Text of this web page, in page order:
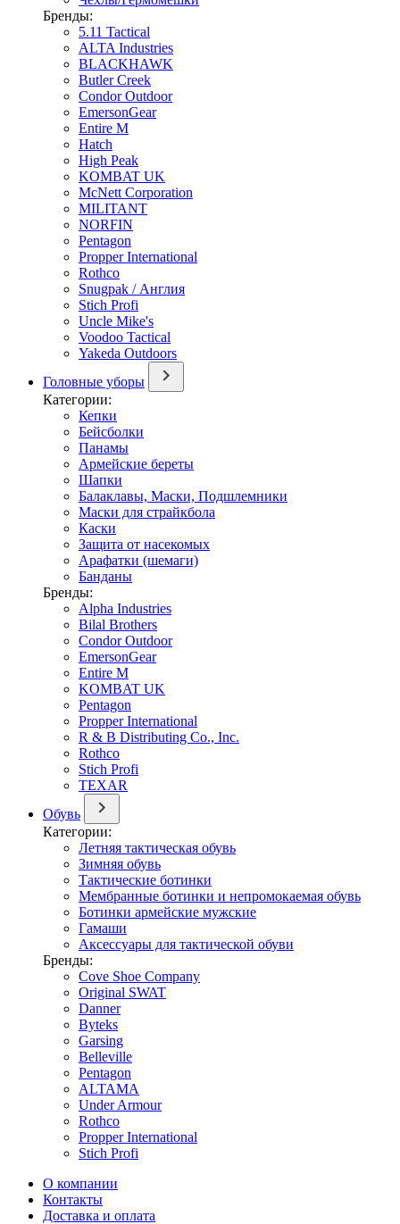
Бренды:
5.11 Tactical
ALTA Industries
BLACKHAWK
Butler Creek
Condor Outdoor
EmersonGear
Entire M
Hatch
High Peak
KOMBAT UK
McNett Corporation
MILITANT
NORFIN
Pentagon
Propper International
Rothco
Snugpak / Англия
Stich Profi
Uncle Mike's
Voodoo Tactical
Yakeda Outdoors
Головные уборы
Категории:
Кепки
Бейсболки
Панамы
Армейские береты
Шапки
Балаклавы, Маски, Подшлемники
Маски для страйкбола
Каски
Защита от насекомых
Арафатки (шемаги)
Банданы
Бренды:
Alpha Industries
Bilal Brothers
Condor Outdoor
EmersonGear
Entire M
KOMBAT UK
Pentagon
Propper International
R & B Distributing Co., Inc.
Rothco
Stich Profi
TEXAR
Обувь
Категории:
Летняя тактическая обувь
Зимняя обувь
Тактические ботинки
Мембранные ботинки и непромокаемая обувь
Ботинки армейские мужские
Гамаши
Аксессуары для тактической обуви
Бренды:
Cove Shoe Company
Original SWAT
Danner
Byteks
Garsing
Belleville
Pentagon
ALTAMA
Under Armour
Rothco
Propper International
Stich Profi
О компании
Контакты
Доставка и оплата